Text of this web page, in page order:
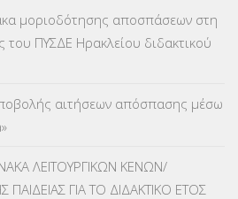
ΓΛΩΣΣΟΜΑΘΕΙΑΣ(135)
ΠΛΗΡΟΦΟΡΙΚΗΣ
ΒΕΛΤΙΩΣΕΙΣ(319)
μοριοδότησης αποσπάσεων στη
του ΠΥΣΔΕ Ηρακλείου διδακτικού
αιτήσεων απόσπασης μέσω
ΛΕΙΤΟΥΡΓΙΚΩΝ ΚΕΝΩΝ/
ΓΙΑ ΤΟ ΔΙΔΑΚΤΙΚΟ ΕΤΟΣ